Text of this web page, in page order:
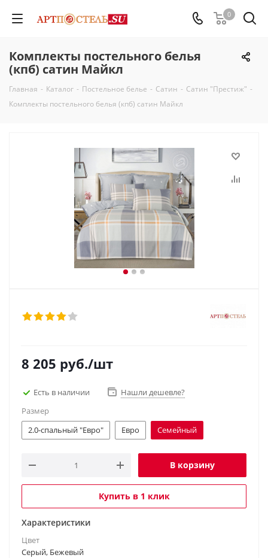
0
Комплекты постельного белья
(кпб) сатин Майкл
Главная - Каталог - Постельное белье - Сатин - Сатин "Престиж" -
Комплекты постельного белья (кпб) сатин Майкл
8 205 руб./шт
Есть в наличии
Нашли дешевле?
Размер
2.0-спальный "Евро"
Евро Семейный
В корзину
Купить в 1 клик
Характеристики
Цвет
Серый, Бежевый